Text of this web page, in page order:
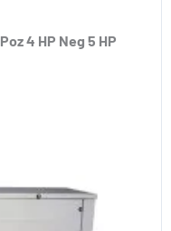
4 HP Neg 5 HP